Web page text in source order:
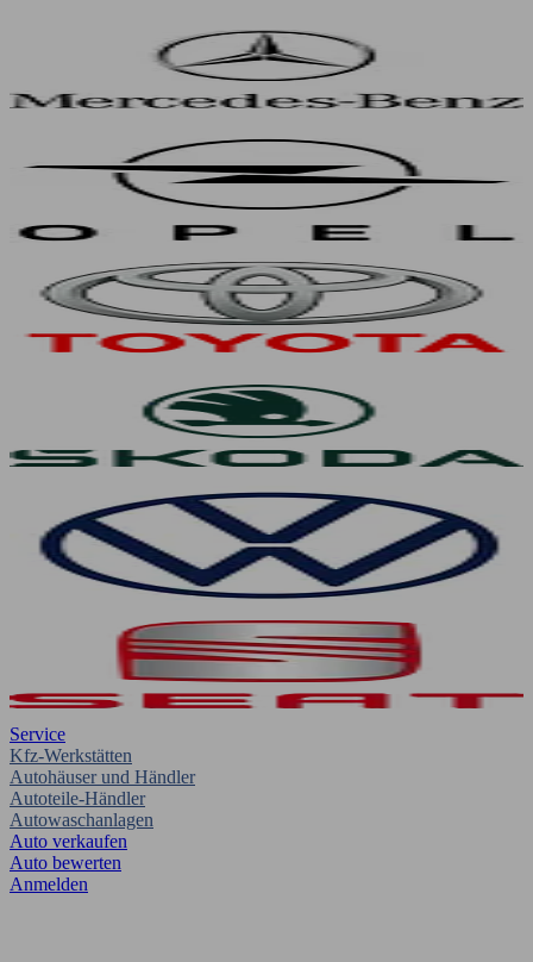
Service
Kfz-Werkstätten
Autohäuser und Händler
Autoteile-Händler
Autowaschanlagen
Auto verkaufen
Auto bewerten
Anmelden